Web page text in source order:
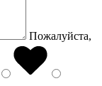
Пожалуйста,